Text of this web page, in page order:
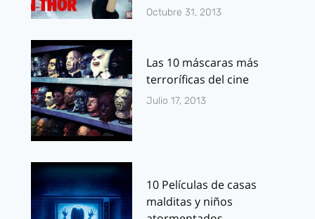
Octubre 31, 2013
Las 10 máscaras más
terroríficas del cine
Julio 17, 2013
10 Películas de casas
malditas y niños